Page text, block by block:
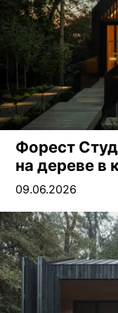
Форест
на дереве в
09.06.2026